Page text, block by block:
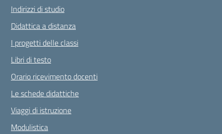
Indirizzi di studio
Didattica a distanza
I progetti delle classi
Libri di testo
Orario ricevimento docenti
Le schede didattiche
Viaggi di istruzione
Modulistica